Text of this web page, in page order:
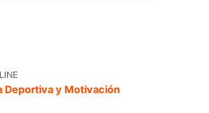
Deportiva y Motivación